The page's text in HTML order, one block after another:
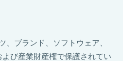
、ブランド、ソフトウェア、
び産業財産権で保護されてい